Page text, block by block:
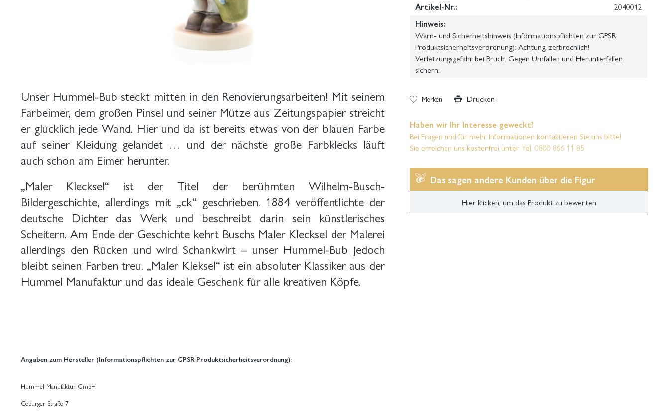
Unser Hummel-Bub steckt mitten in den Renovierungsarbeiten! Mit seinem
Farbeimer, dem großen Pinsel und seiner Mütze aus Zeitungspapier streicht
er glücklich jede Wand. Hier und da ist bereits etwas von der blauen Farbe
auf seiner Kleidung gelandet … und der nächste große Farbklecks läuft
auch schon am Eimer herunter.
„Maler Klecksel“ ist der Titel der berühmten Wilhelm-Busch-
Bildergeschichte, allerdings mit „ck“ geschrieben. 1884 veröffentlichte der
deutsche Dichter das Werk und beschreibt darin sein künstlerisches
Scheitern. Am Ende der Geschichte kehrt Buschs Maler Klecksel der Malerei
allerdings den Rücken und wird Schankwirt – unser Hummel-Bub jedoch
bleibt seinen Farben treu. „Maler Kleksel“ ist ein absoluter Klassiker aus der
Hummel Manufaktur und das ideale Geschenk für alle kreativen Köpfe.
Angaben zum Hersteller (Informationspflichten zur GPSR Produktsicherheitsverordnung):
Hummel Manufaktur GmbH
Coburger Straße 7
Artikel-Nr.:
2040012
Hinweis:
Warn- und Sicherheitshinweis (Informationspflichten zur GPSR
Produktsicherheitsverordnung): Achtung, zerbrechlich!
Verletzungsgefahr bei Bruch. Gegen Umfallen und Herunterfallen
sichern.
Merken Drucken
Haben wir Ihr Interesse geweckt?
Bei Fragen und für mehr Informationen kontaktieren Sie uns bitte!
Sie erreichen uns kostenfrei unter Tel. 0800 866 11 85
Das sagen andere Kunden über die Figur
Hier klicken, um das Produkt zu bewerten